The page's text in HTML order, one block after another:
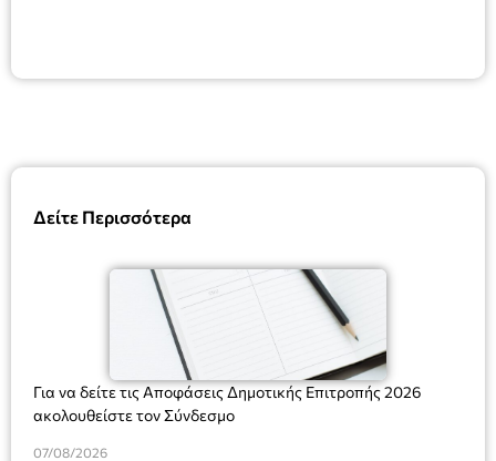
Δείτε Περισσότερα
Για να δείτε τις Αποφάσεις Δημοτικής Επιτροπής 2026
ακολουθείστε τον Σύνδεσμο
07/08/2026